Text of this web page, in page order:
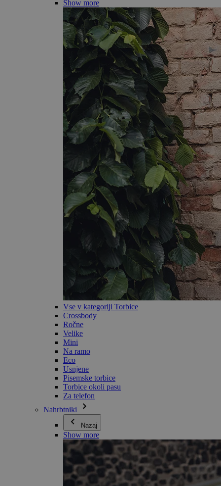
Show more
Vse v kategoriji Torbice
Crossbody
Ročne
Velike
Mini
Na ramo
Eco
Usnjene
Pisemske torbice
Torbice okoli pasu
Za telefon
Nahrbtniki
Nazaj
Show more